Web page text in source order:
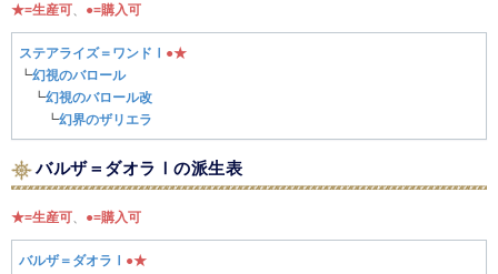
★=生産可 ●=購入可
ステアライズ＝ワンドⅠ ●★
┗幻視のバロール
┗幻視のバロール改
┗幻界のザリエラ
バルザ＝ダオラⅠの派生表
★=生産可 ●=購入可
バルザ＝ダオラⅠ ●★